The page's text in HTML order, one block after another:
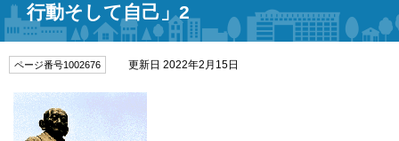
行動そして自己」2
ページ番号1002676 更新日 2022年2月15日